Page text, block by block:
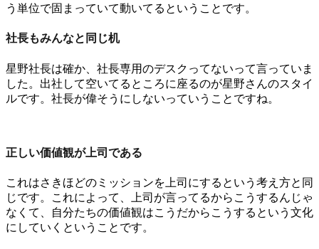
う単位で固まっていて動いてるということです。
社長もみんなと同じ机
星野社長は確か、社長専用のデスクってないって言っていま
した。出社して空いてるところに座るのが星野さんのスタイ
ルです。社長が偉そうにしないっていうことですね。
正しい価値観が上司である
これはさきほどのミッションを上司にするという考え方と同
じです。これによって、上司が言ってるからこうするんじゃ
なくて、自分たちの価値観はこうだからこうするという文化
にしていくということです。